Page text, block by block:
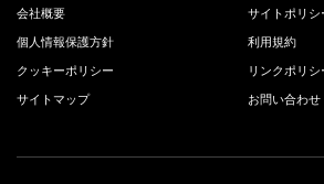
会社概要
サイトポリシ
個人情報保護方針
利用規約
クッキーポリシー
リンクポリシ
サイトマップ
お問い合わせ